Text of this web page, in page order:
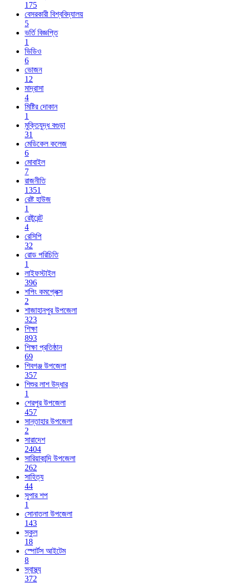
175
বেসরকারী বিশ্ববিদ্যালয়
5
ভর্তি বিজ্ঞপ্তি
1
ভিডিও
6
ভোজন
12
মাদ্রাসা
4
মিষ্টির দোকান
1
মুক্তিযুদ্ধ বগুড়া
31
মেডিকেল কলেজ
6
মোবাইল
7
রাজনীতি
1351
রেষ্ট হাউজ
1
রেষ্টুরেন্ট
4
রেসিপি
32
রোড পরিচিতি
1
লাইফস্টাইল
396
শপিং কমপ্লেক্স
2
শাজাহানপুর উপজেলা
323
শিক্ষা
893
শিক্ষা প্রতিষ্ঠান
69
শিবগঞ্জ উপজেলা
357
শিশুর লাশ উদ্ধার
1
শেরপুর উপজেলা
457
সান্তাহার উপজেলা
2
সারাদেশ
2404
সারিয়াকান্দি উপজেলা
262
সাহিত্য
44
সুপার শপ
1
সোনাতলা উপজেলা
143
স্কুল
18
স্পোর্টস আইটেম
8
স্বাস্থ্য
372